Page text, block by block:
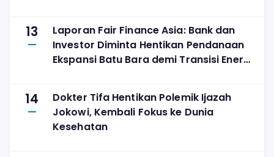
13
Laporan Fair Finance Asia: Bank dan
Investor Diminta Hentikan Pendanaan
Ekspansi Batu Bara demi Transisi Energi
14
Dokter Tifa Hentikan Polemik Ijazah
Jokowi, Kembali Fokus ke Dunia
Kesehatan